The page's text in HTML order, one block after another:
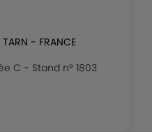
TARN - FRANCE
C - Stand n° 1803